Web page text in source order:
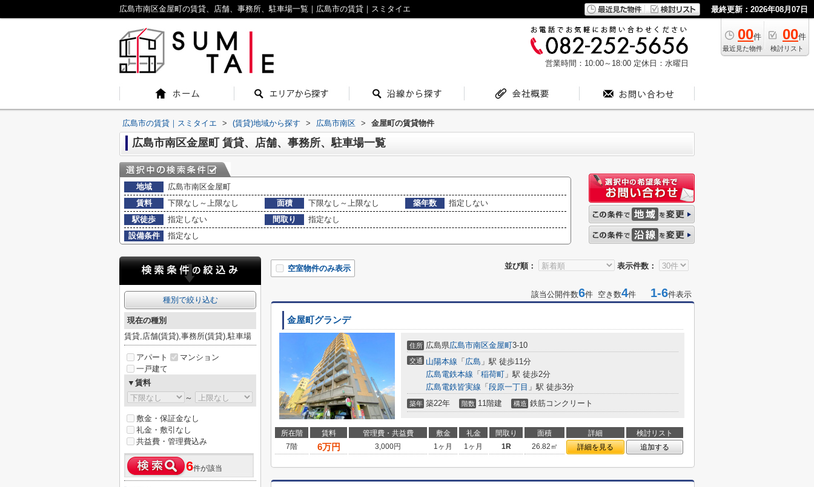
広島市南区金屋町の賃貸、店舗、事務所、駐車場一覧｜広島市の賃貸｜スミタイエ 最終更新：2026年08月07日
00件
最近見た物件
00件
検討リスト
営業時間：10:00～18:00 定休日：水曜日
広島市の賃貸｜スミタイエ > (賃貸)地域から探す > 広島市南区 > 金屋町の賃貸物件
広島市南区金屋町 賃貸、店舗、事務所、駐車場一覧
地域
広島市南区金屋町
賃料
下限なし～上限なし 面積 下限なし～上限なし 築年数
指定しない
駅徒歩
指定しない 間取り
指定なし
設備条件
指定なし
並び順： 表示件数：
空室物件のみ表示
該当公開件数6件 空き数4件 1-6件表示
金屋町グランデ
住所 広島県広島市南区金屋町3-10
交通 山陽本線 「 広島 」駅 徒歩11分
広島電鉄本線 「 稲荷町 」駅 徒歩2分
広島電鉄皆実線 「 段原一丁目 」駅 徒歩3分
築年 築22年 階数 11階建 構造 鉄筋コンクリート
所在階 賃料 管理費・共益費 敷金 礼金 間取り 面積 詳細
検討リスト
7階
6万円 3,000円 1ヶ月 1ヶ月 1R 26.82㎡ 詳細を見る 追加する
種別で絞り込む
現在の種別
賃貸,店舗(賃貸),事務所(賃貸),駐車場
アパート
マンション
一戸建て
▼賃料
～
敷金・保証金なし
礼金・敷引なし
共益費・管理費込み
6件が該当